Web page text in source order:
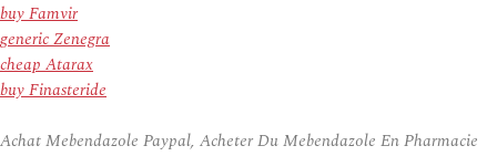
buy Famvir
generic Zenegra
cheap Atarax
buy Finasteride
Achat Mebendazole Paypal, Acheter Du Mebendazole En Pharmacie